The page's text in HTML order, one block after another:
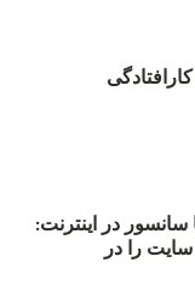
با سانسور در اینترنت:
#آزادی هم‌آیند گزارشگران‌ بدون مرز، ۲۲ سایت را در